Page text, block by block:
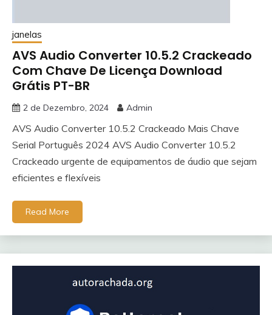
janelas
AVS Audio Converter 10.5.2 Crackeado
Com Chave De Licença Download
Grátis PT-BR
2 de Dezembro, 2024 Admin
AVS Audio Converter 10.5.2 Crackeado Mais Chave
Serial Português 2024 AVS Audio Converter 10.5.2
Crackeado urgente de equipamentos de áudio que sejam
eficientes e flexíveis
Read More